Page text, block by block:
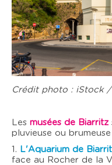
Crédit photo : iStock /
Les musées de Biarritz
pluvieuse ou brumeuse
1. L'Aquarium de
face au Rocher de la